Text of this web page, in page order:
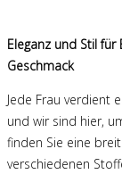
Eleganz und Stil
Geschmack
Jede Frau verdient
und wir sind hier,
finden Sie eine
verschiedenen